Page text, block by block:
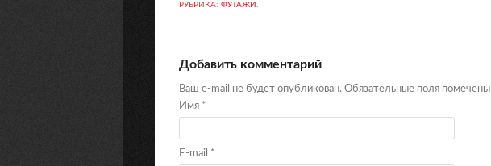
РУБРИКА: ФУТАЖИ .
Добавить комментарий
Ваш e-mail не будет опубликован. Обязательные поля помечены
Имя *
E-mail *